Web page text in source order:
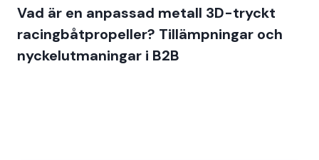
Vad är en anpassad metall 3D-tryckt
racingbåtpropeller? Tillämpningar och
nyckelutmaningar i B2B